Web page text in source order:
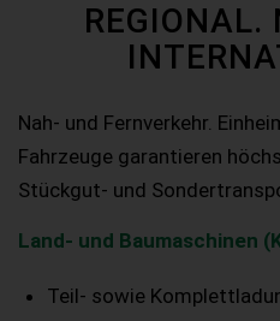
REGIONAL.
Nah- und Fernverkehr.
Fahrzeuge garantieren
Stückgut- und
Land- und Baumaschinen
Teil- sowie